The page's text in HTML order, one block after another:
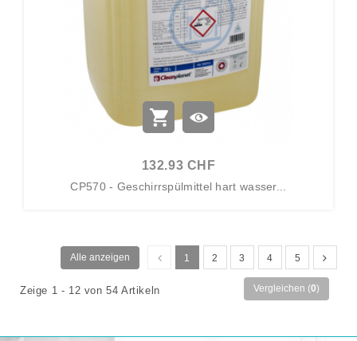
132.93 CHF
CP570 - Geschirrspülmittel hart wasser...
Alle anzeigen 1 2 3 4 5
Zeige 1 - 12 von 54 Artikeln Vergleichen (0)